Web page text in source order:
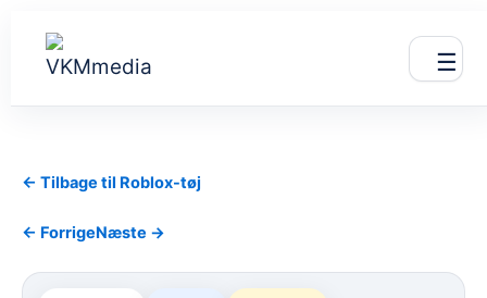
indholdet
☰
← Tilbage til Roblox-tøj
← ForrigeNæste →